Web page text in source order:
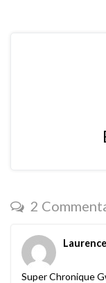
2
Super Chronique